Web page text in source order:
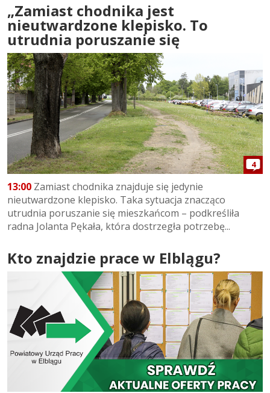
„Zamiast chodnika jest
nieutwardzone klepisko. To
utrudnia poruszanie się
4
13:00 Zamiast chodnika znajduje się jedynie
nieutwardzone klepisko. Taka sytuacja znacząco
utrudnia poruszanie się mieszkańcom – podkreśliła
radna Jolanta Pękała, która dostrzegła potrzebę...
Kto znajdzie prace w Elblągu?